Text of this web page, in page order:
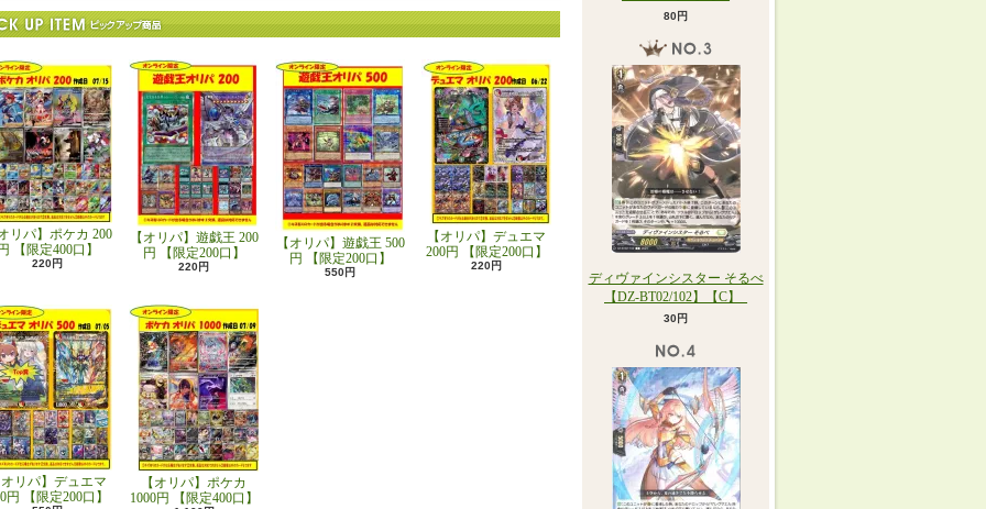
リパ】ポケカ 200
【限定400口】
220円
【オリパ】遊戯王 200
円 【限定200口】
220円
【オリパ】遊戯王 500
円 【限定200口】
550円
【オリパ】デュエマ
200円 【限定200口】
220円
リパ】デュエマ
円 【限定200口】
【オリパ】ポケカ
1000円 【限定400口】
80円
ディヴァインシスター そるべ
【DZ-BT02/102】【C】_
30円